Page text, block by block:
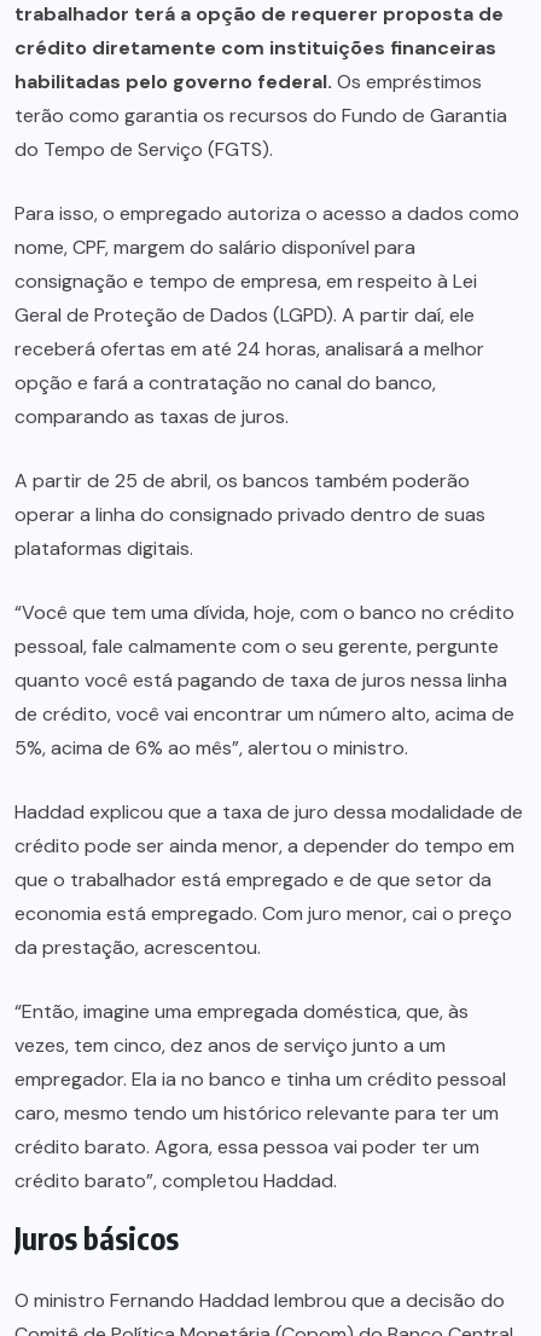
trabalhador terá a opção de requerer proposta de
crédito diretamente com instituições financeiras
habilitadas pelo governo federal. Os empréstimos
terão como garantia os recursos do Fundo de Garantia
do Tempo de Serviço (FGTS).
Para isso, o empregado autoriza o acesso a dados como
nome, CPF, margem do salário disponível para
consignação e tempo de empresa, em respeito à Lei
Geral de Proteção de Dados (LGPD). A partir daí, ele
receberá ofertas em até 24 horas, analisará a melhor
opção e fará a contratação no canal do banco,
comparando as taxas de juros.
A partir de 25 de abril, os bancos também poderão
operar a linha do consignado privado dentro de suas
plataformas digitais.
“Você que tem uma dívida, hoje, com o banco no crédito
pessoal, fale calmamente com o seu gerente, pergunte
quanto você está pagando de taxa de juros nessa linha
de crédito, você vai encontrar um número alto, acima de
5%, acima de 6% ao mês”, alertou o ministro.
Haddad explicou que a taxa de juro dessa modalidade de
crédito pode ser ainda menor, a depender do tempo em
que o trabalhador está empregado e de que setor da
economia está empregado. Com juro menor, cai o preço
da prestação, acrescentou.
“Então, imagine uma empregada doméstica, que, às
vezes, tem cinco, dez anos de serviço junto a um
empregador. Ela ia no banco e tinha um crédito pessoal
caro, mesmo tendo um histórico relevante para ter um
crédito barato. Agora, essa pessoa vai poder ter um
crédito barato”, completou Haddad.
Juros básicos
O ministro Fernando Haddad lembrou que a decisão do